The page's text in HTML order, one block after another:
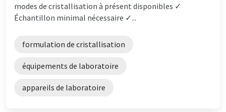
modes de cristallisation à présent disponibles ✓
Échantillon minimal nécessaire ✓...
formulation de cristallisation
équipements de laboratoire
appareils de laboratoire